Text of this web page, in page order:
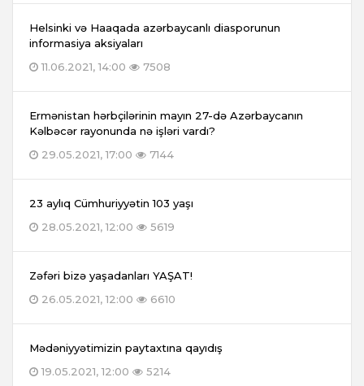
Helsinki və Haaqada azərbaycanlı diasporunun
informasiya aksiyaları
11.06.2021, 14:00
7508
Ermənistan hərbçilərinin mayın 27-də Azərbaycanın
Kəlbəcər rayonunda nə işləri vardı?
29.05.2021, 17:00
7144
23 aylıq Cümhuriyyətin 103 yaşı
28.05.2021, 12:00
5619
Zəfəri bizə yaşadanları YAŞAT!
26.05.2021, 12:00
6610
Mədəniyyətimizin paytaxtına qayıdış
19.05.2021, 12:00
5214